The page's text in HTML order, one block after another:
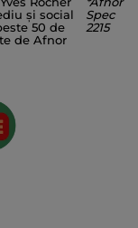
CITRIC ACID
și social
50 de
de Afnor
Spec
2215